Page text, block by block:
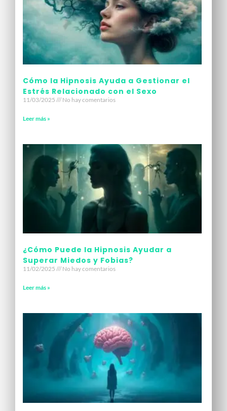
Cómo la Hipnosis Ayuda a Gestionar el
Estrés Relacionado con el Sexo​
11/03/2025 No hay comentarios
Leer más »
¿Cómo Puede la Hipnosis Ayudar a
Superar Miedos y Fobias?
11/02/2025 No hay comentarios
Leer más »